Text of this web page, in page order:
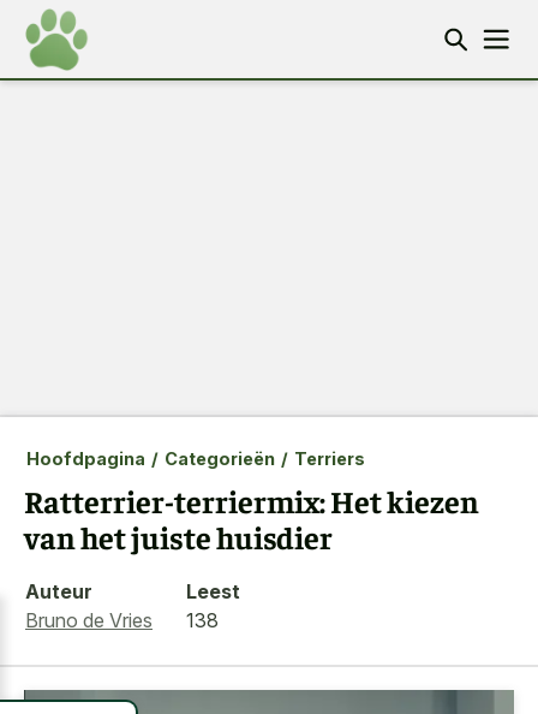
Hoofdpagina / Categorieën / Terriers
Ratterrier-terriermix: Het kiezen
van het juiste huisdier
Auteur
Bruno de Vries
Leest
138